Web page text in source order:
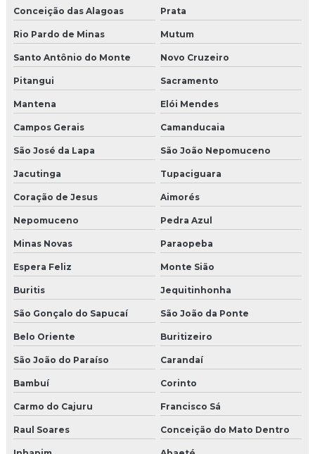
Conceição das Alagoas Prata
Rio Pardo de Minas Mutum
Santo Antônio do Monte Novo Cruzeiro
Pitangui Sacramento
Mantena Elói Mendes
Campos Gerais Camanducaia
São José da Lapa São João Nepomuceno
Jacutinga Tupaciguara
Coração de Jesus Aimorés
Nepomuceno Pedra Azul
Minas Novas Paraopeba
Espera Feliz Monte Sião
Buritis Jequitinhonha
São Gonçalo do Sapucaí São João da Ponte
Belo Oriente Buritizeiro
São João do Paraíso Carandaí
Bambuí Corinto
Carmo do Cajuru Francisco Sá
Raul Soares Conceição do Mato Dentro